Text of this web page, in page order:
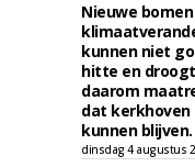
Nieuwe
kunnen niet
hitte en
daarom
dat
kunnen blijven.
dinsdag 4 augustus